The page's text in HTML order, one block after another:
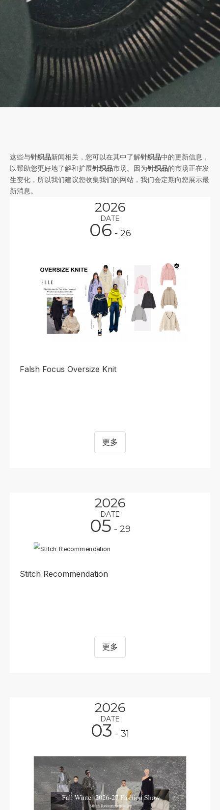
这些与针织品新闻相关，您可以在其中了解针织品中的更新信息，
以帮助您更好地了解和扩展针织品市场。因为针织品的市场正在发
生变化，所以我们建议您收集我们的网站，我们会定期向您展示最
新消息。
2026
DATE
06 - 26
Falsh Focus Oversize Knit
更多
2026
DATE
05 - 29
Stitch Recommendation
更多
2026
DATE
03 - 31